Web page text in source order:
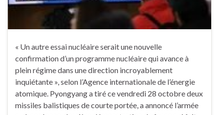
« Un autre essai nucléaire serait une nouvelle
confirmation d’un programme nucléaire qui avance à
plein régime dans une direction incroyablement
inquiétante », selon l’Agence internationale de l’énergie
atomique. Pyongyang a tiré ce vendredi 28 octobre deux
missiles balistiques de courte portée, a annoncé l’armée